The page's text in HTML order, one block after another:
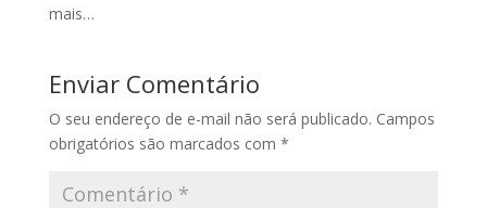
mais…
Enviar Comentário
O seu endereço de e-mail não será publicado. Campos
obrigatórios são marcados com *